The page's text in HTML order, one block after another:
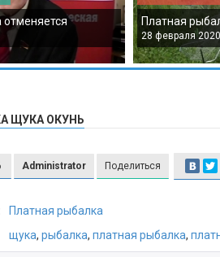
отменяется Платная
28 февраля 2020
ЩУКА ОКУНЬ
Administrator Поделиться
Платная рыбалка
щука, рыбалка, платная рыбалка,